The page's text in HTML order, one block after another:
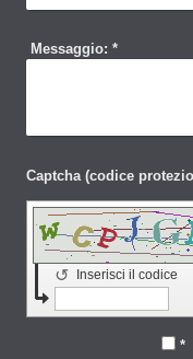
Messaggio: *
Inserisci il codice
↺
*